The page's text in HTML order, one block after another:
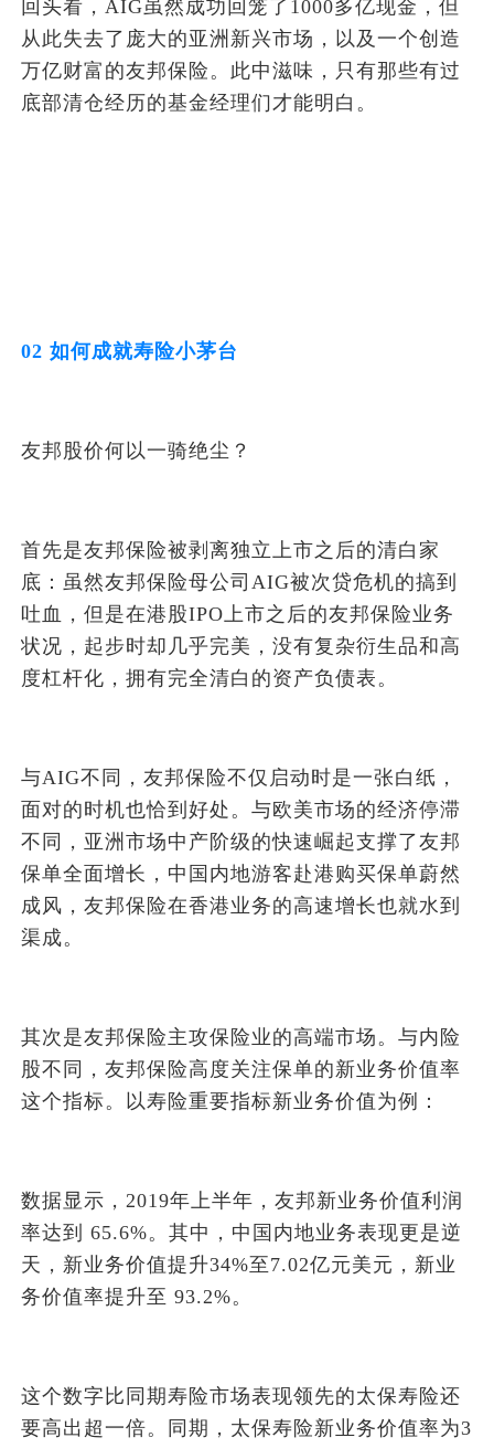
回头看，AIG虽然成功回笼了1000多亿现金，但
从此失去了庞大的亚洲新兴市场，以及一个创造
万亿财富的友邦保险。此中滋味，只有那些有过
底部清仓经历的基金经理们才能明白。
02 如何成就寿险小茅台
友邦股价何以一骑绝尘？
首先是友邦保险被剥离独立上市之后的清白家
底：虽然友邦保险母公司AIG被次贷危机的搞到
吐血，但是在港股IPO上市之后的友邦保险业务
状况，起步时却几乎完美，没有复杂衍生品和高
度杠杆化，拥有完全清白的资产负债表。
与AIG不同，友邦保险不仅启动时是一张白纸，
面对的时机也恰到好处。与欧美市场的经济停滞
不同，亚洲市场中产阶级的快速崛起支撑了友邦
保单全面增长，中国内地游客赴港购买保单蔚然
成风，友邦保险在香港业务的高速增长也就水到
渠成。
其次是友邦保险主攻保险业的高端市场。与内险
股不同，友邦保险高度关注保单的新业务价值率
这个指标。以寿险重要指标新业务价值为例：
数据显示，2019年上半年，友邦新业务价值利润
率达到 65.6%。其中，中国内地业务表现更是逆
天，新业务价值提升34%至7.02亿元美元，新业
务价值率提升至 93.2%。
这个数字比同期寿险市场表现领先的太保寿险还
要高出超一倍。同期，太保寿险新业务价值率为3